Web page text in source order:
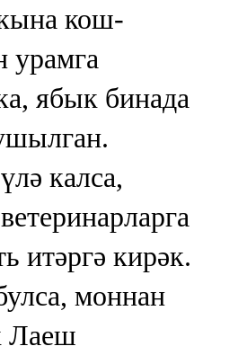
кош-
урамга
ябык бинада
калса,
итәргә кирәк.
моннан
Лаеш